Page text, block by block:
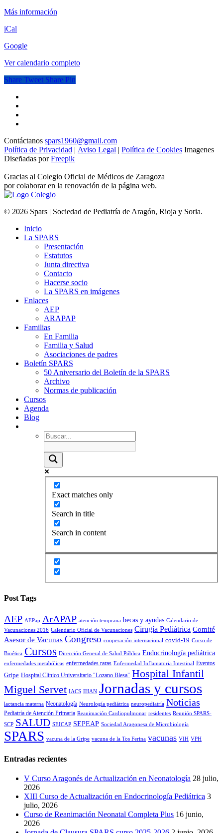
Gaya
Más información
iCal
Google
Ver calendario completo
Share Tweet Share Pin
Contáctanos spars1960@gmail.com
Política de Privacidad | Aviso Legal | Política de Cookies Imagenes
Diseñadas porFreepik
Gracias al Colegio Oficial de Médicos de Zaragoza
por colaborar en la renovación de la página web.
© 2026 Spars | Sociedad de Pediatría de Aragón, Rioja y Soria.
Inicio
La SPARS
Presentación
Estatutos
Junta directiva
Contacto
Hacerse socio
La SPARS en imágenes
Enlaces
AEP
ARAPAP
Familias
En Familia
Familia y Salud
Asociaciones de padres
Boletín SPARS
50 Aniversario del Boletín de la SPARS
Archivo
Normas de publicación
Cursos
Agenda
Blog
Exact matches only
Search in title
Search in content
Post Tags
AEP AEPap ArAPAP atención temprana becas y ayudas Calendario de
Vacunaciones 2016 Calendario Oficial de Vacunaciones Cirugía Pediátrica Comité
Asesor de Vacunas Congreso cooperación internacional covid-19 Curso de
Bioética Cursos Dirección General de Salud Pública Endocrinología pediátrica
enfermedades metabólicas enfermedades raras Enfermedad Inflamatoria Intestinal Eventos
Gripe Hospital Clínico Universitario "Lozano Blesa" Hospital Infantil
Miguel Servet IACS IHAN Jornadas y cursos
lactancia materna Neonatología Neurología pediátrica neuropediatría Noticias
Pediatría de Atención Primaria Reanimación Cardiopulmonar residentes Reunión SPARS-
SCP SALUD SEICAP SEPEAP Sociedad Aragonesa de Microbiología
SPARS vacuna de la Gripe vacuna de la Tos Ferina vacunas VIH VPH
Entradas recientes
V Curso Aragonés de Actualización en Neonatología 28 julio,
2026
XIII Curso de Actualización en Endocrinología Pediátrica 3
julio, 2026
Curso de Reanimación Neonatal Completa Plus 16 junio,
2026